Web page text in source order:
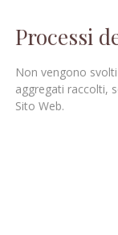
Processi
Non vengono
aggregati raccolti,
Sito Web.